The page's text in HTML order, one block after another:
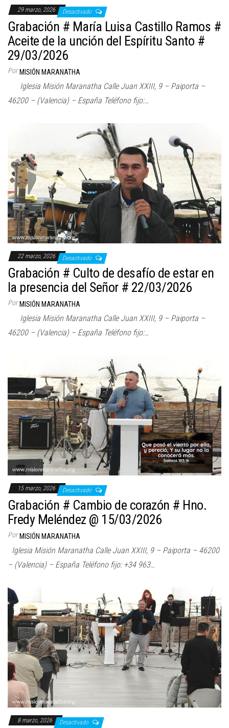
29 marzo, 2026 Desactivado
Grabación # María Luisa Castillo Ramos #
Aceite de la unción del Espíritu Santo #
29/03/2026
Por MISIÓN MARANATHA
Iglesia Misión Maranatha Calle Juan XXIII, 9 – Paiporta –
46200 – (Valencia) – España Teléfono fijo:…
22 marzo, 2026 Desactivado
Grabación # Culto de desafío de estar en
la presencia del Señor # 22/03/2026
Por MISIÓN MARANATHA
Iglesia Misión Maranatha Calle Juan XXIII, 9 – Paiporta –
46200 – (Valencia) – España Teléfono fijo:…
15 marzo, 2026 Desactivado
Grabación # Cambio de corazón # Hno.
Fredy Meléndez @ 15/03/2026
Por MISIÓN MARANATHA
Iglesia Misión Maranatha Calle Juan XXIII, 9 – Paiporta – 46200
– (Valencia) – España Teléfono fijo: +34 963…
8 marzo, 2026 Desactivado